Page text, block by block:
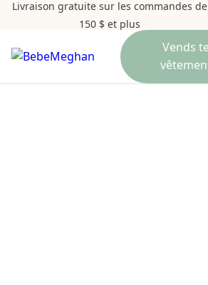
Livraison gratuite sur les commandes de
150 $ et plus